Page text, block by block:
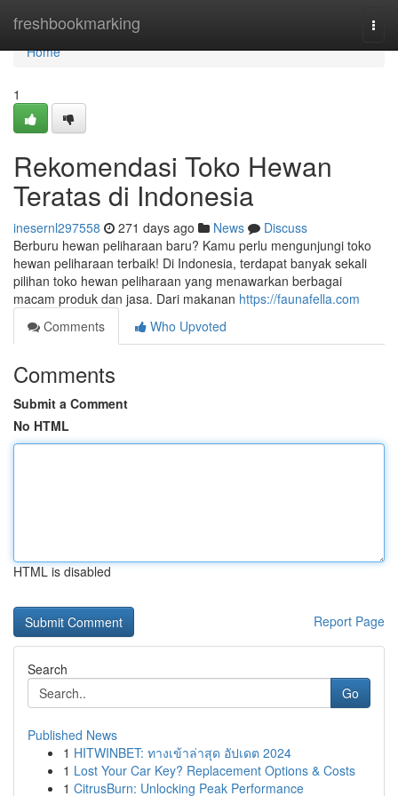
freshbookmarking
Home
Home
1
Rekomendasi Toko Hewan
Teratas di Indonesia
inesernl297558 271 days ago News
Discuss
Berburu hewan peliharaan baru? Kamu perlu mengunjungi toko
hewan peliharaan terbaik! Di Indonesia, terdapat banyak sekali
pilihan toko hewan peliharaan yang menawarkan berbagai
macam produk dan jasa. Dari makanan https://faunafella.com
Comments
Who Upvoted
Comments
Submit a Comment
No HTML
HTML is disabled
Report Page
Search
Go
Published News
1 HITWINBET: ทางเข้าล่าสุด อัปเดต 2024
1 Lost Your Car Key? Replacement Options & Costs
1 CitrusBurn: Unlocking Peak Performance